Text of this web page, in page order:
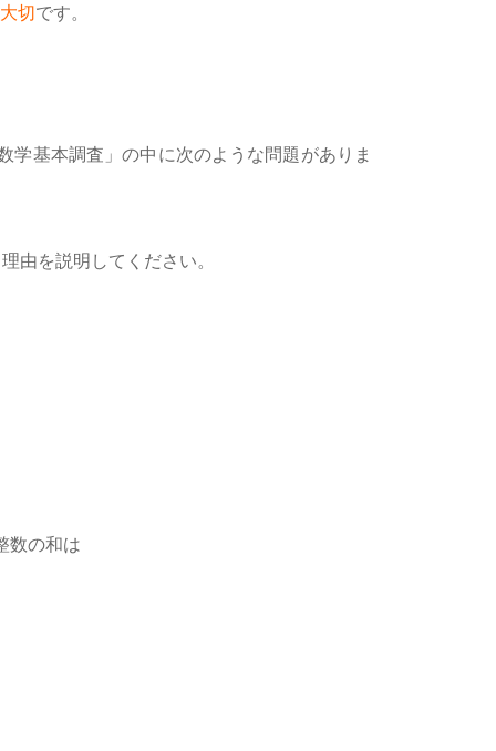
大切です。
学基本調査」の中に次のような問題がありま
由を説明してください。
数の和は